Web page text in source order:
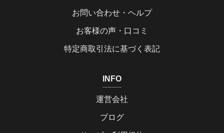
お問い合わせ・ヘルプ
お客様の声・口コミ
特定商取引法に基づく表記
INFO
運営会社
ブログ